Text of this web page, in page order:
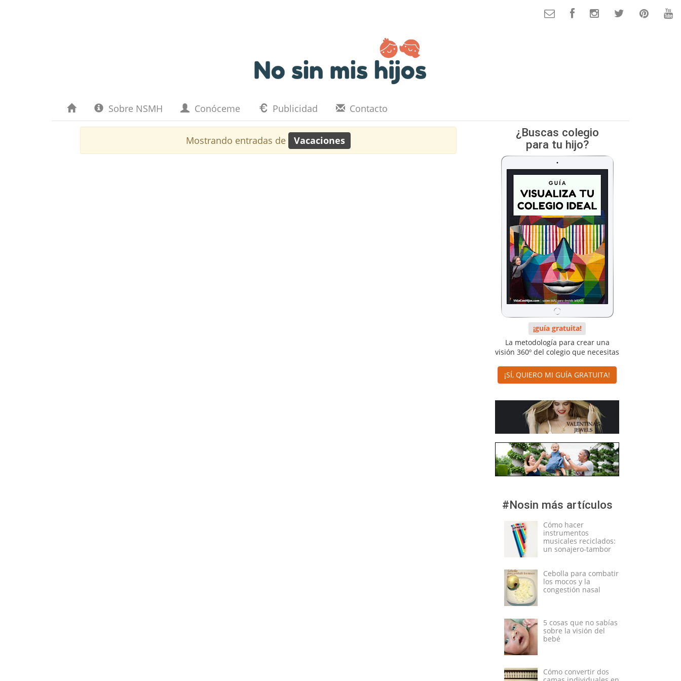
Sobre NSMH Conóceme Publicidad Contacto
Mostrando entradas de Vacaciones
¿Buscas colegio
para tu hijo?
¡guía gratuita!
La metodología para crear una
visión 360º del colegio que necesitas
¡SÍ, QUIERO MI GUÍA GRATUITA!
#Nosin más artículos
Cómo hacer
instrumentos
musicales reciclados:
un sonajero-tambor
Cebolla para combatir
los mocos y la
congestión nasal
5 cosas que no sabías
sobre la visión del
bebé
Cómo convertir dos